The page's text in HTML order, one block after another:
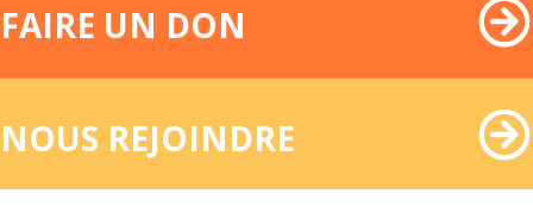
FAIRE UN DON
NOUS REJOINDRE